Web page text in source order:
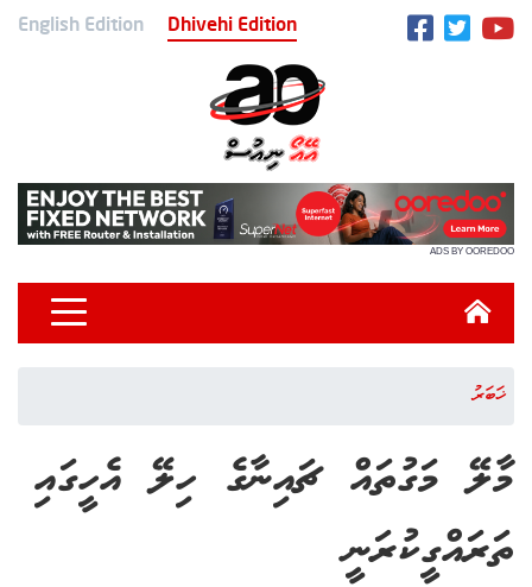
English Edition Dhivehi Edition
ADS BY OOREDOO
ޚަބަރު
މާލޭ މަގުތައް ޗައިނާގެ ހިލޭ އެހީގައި
ތަރައްގީކުރަނީ